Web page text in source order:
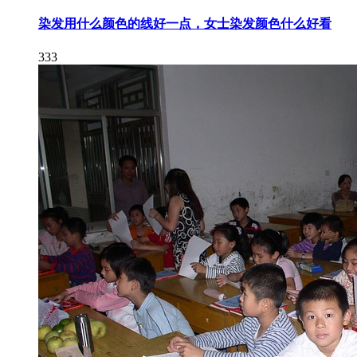
染发用什么颜色的线好一点，女士染发颜色什么好看
333